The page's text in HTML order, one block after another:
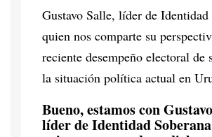
Gustavo Salle, líder de Identidad
quien nos comparte su
reciente desempeño electoral de
la situación política actual en
Bueno, estamos con
líder de Identidad